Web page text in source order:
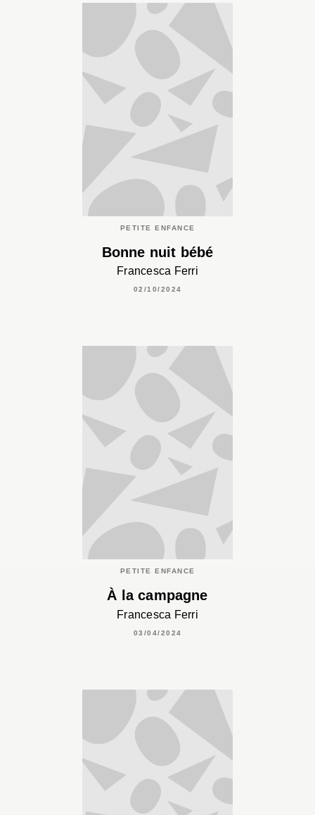
PETITE ENFANCE
Bonne nuit bébé
Francesca Ferri
02/10/2024
PETITE ENFANCE
À la campagne
Francesca Ferri
03/04/2024